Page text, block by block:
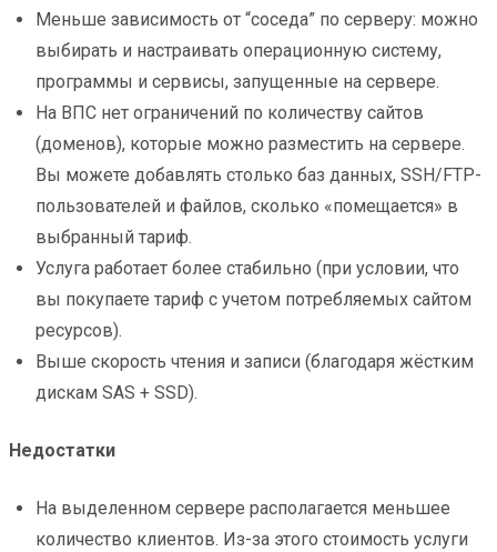
Меньше зависимость от “соседа” по серверу: можно
выбирать и настраивать операционную систему,
программы и сервисы, запущенные на сервере.
На ВПС нет ограничений по количеству сайтов
(доменов), которые можно разместить на сервере.
Вы можете добавлять столько баз данных, SSH/FTP-
пользователей и файлов, сколько «помещается» в
выбранный тариф.
Услуга работает более стабильно (при условии, что
вы покупаете тариф с учетом потребляемых сайтом
ресурсов).
Выше скорость чтения и записи (благодаря жёстким
дискам SAS + SSD).
Недостатки
На выделенном сервере располагается меньшее
количество клиентов. Из-за этого стоимость услуги